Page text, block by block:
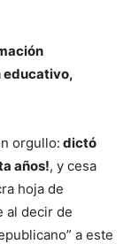
educativo,
orgullo: dictó
años!, y cesa
hoja de
al decir de
a este